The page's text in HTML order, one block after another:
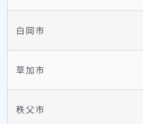
白岡市
草加市
秩父市